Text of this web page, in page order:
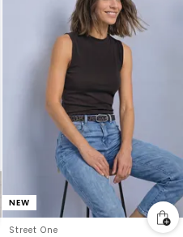
NEW
Street One